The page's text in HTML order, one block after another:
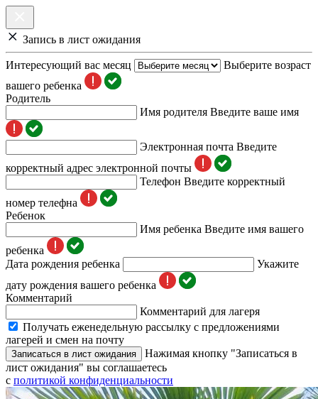
Запись в лист ожидания
Интересующий вас месяц
Выберите возраст
вашего ребенка
Родитель
Имя родителя Введите ваше имя
Электронная почта Введите
корректный адрес электронной почты
Телефон Введите корректный
номер телефна
Ребенок
Имя ребенка Введите имя вашего
ребенка
Дата рождения ребенка
Укажите
дату рождения вашего ребенка
Комментарий
Комментарий для лагеря
Получать еженедельную рассылку с предложениями
лагерей и смен на почту
Записаться в лист ожидания
Нажимая кнопку "Записаться в
лист ожидания" вы соглашаетесь
с политикой конфиденциальности